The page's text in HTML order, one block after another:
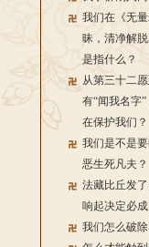
我们在《无
昧，清净解
是指什么？
从第三十二
有“闻我名字
在保护我们？
我们是不是
恶生死凡夫？
法藏比丘发
响起决定必
我们怎么破